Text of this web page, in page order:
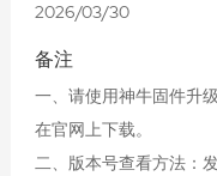
2026/03/30
备注
一、请使用神牛固件升
在官网上下载。
二、版本号查看方法：